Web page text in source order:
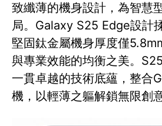
致纖薄的機身設計，為智慧
局。Galaxy S25 Edge設計
堅固鈦金屬機身厚度僅
與專業效能的均衡之美。
一貫卓越的技術底蘊，整合
機，以輕薄之軀解鎖無限創意